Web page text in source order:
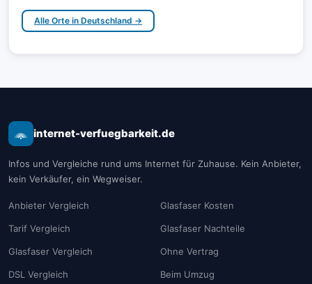
Alle Orte in Deutschland →
internet-verfuegbarkeit.de
Infos und Vergleiche rund ums Internet für Zuhause. Kein Anbieter,
kein Verkäufer, ein Wegweiser.
Anbieter Vergleich
Tarif Vergleich
Glasfaser Vergleich
DSL Vergleich
Glasfaser Kosten
Glasfaser Nachteile
Ohne Vertrag
Beim Umzug